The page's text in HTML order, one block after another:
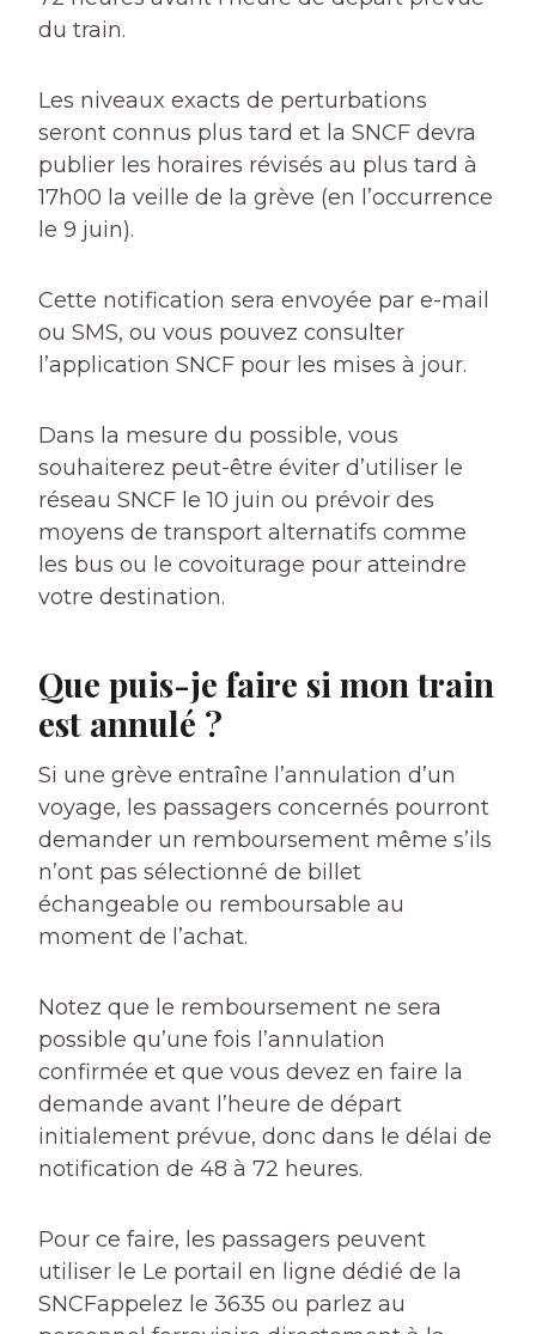
du train.
Les niveaux exacts de perturbations
seront connus plus tard et la SNCF devra
publier les horaires révisés au plus tard à
17h00 la veille de la grève (en l’occurrence
le 9 juin).
Cette notification sera envoyée par e-mail
ou SMS, ou vous pouvez consulter
l’application SNCF pour les mises à jour.
Dans la mesure du possible, vous
souhaiterez peut-être éviter d’utiliser le
réseau SNCF le 10 juin ou prévoir des
moyens de transport alternatifs comme
les bus ou le covoiturage pour atteindre
votre destination.
Que puis-je faire si mon train
est annulé ?
Si une grève entraîne l’annulation d’un
voyage, les passagers concernés pourront
demander un remboursement même s’ils
n’ont pas sélectionné de billet
échangeable ou remboursable au
moment de l’achat.
Notez que le remboursement ne sera
possible qu’une fois l’annulation
confirmée et que vous devez en faire la
demande avant l’heure de départ
initialement prévue, donc dans le délai de
notification de 48 à 72 heures.
Pour ce faire, les passagers peuvent
utiliser le Le portail en ligne dédié de la
SNCFappelez le 3635 ou parlez au